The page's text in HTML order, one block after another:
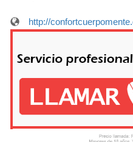
http://